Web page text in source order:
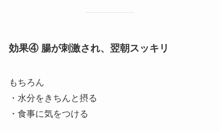
効果④ 腸が刺激され、翌朝スッキリ
もちろん
・水分をきちんと摂る
・食事に気をつける